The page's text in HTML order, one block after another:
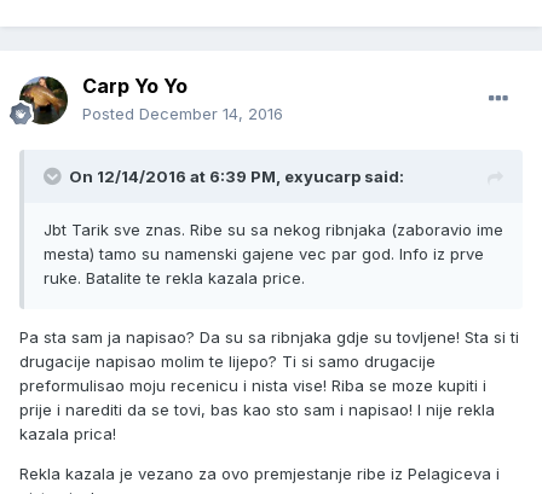
Carp Yo Yo
Posted December 14, 2016
On 12/14/2016 at 6:39 PM, exyucarp said:
Jbt Tarik sve znas. Ribe su sa nekog ribnjaka (zaboravio ime
mesta) tamo su namenski gajene vec par god. Info iz prve
ruke. Batalite te rekla kazala price.
Pa sta sam ja napisao? Da su sa ribnjaka gdje su tovljene! Sta si ti
drugacije napisao molim te lijepo? Ti si samo drugacije
preformulisao moju recenicu i nista vise! Riba se moze kupiti i
prije i narediti da se tovi, bas kao sto sam i napisao! I nije rekla
kazala prica!
Rekla kazala je vezano za ovo premjestanje ribe iz Pelagiceva i